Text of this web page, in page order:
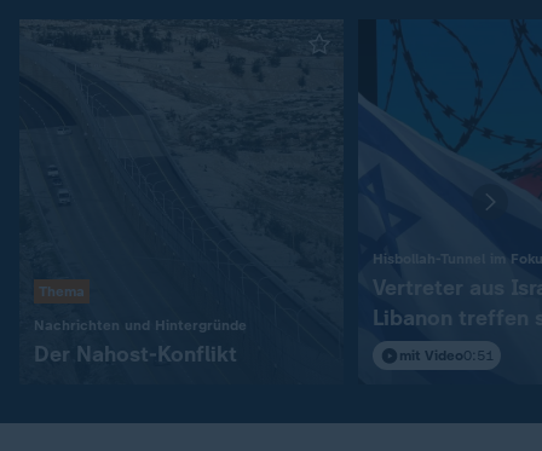
Thema
Nachrichten und Hintergründe
Der Nahost-Konflikt
Hisbollah-Tunnel im
Vertreter aus
Libanon treffen
in Rom
mit Video0:51